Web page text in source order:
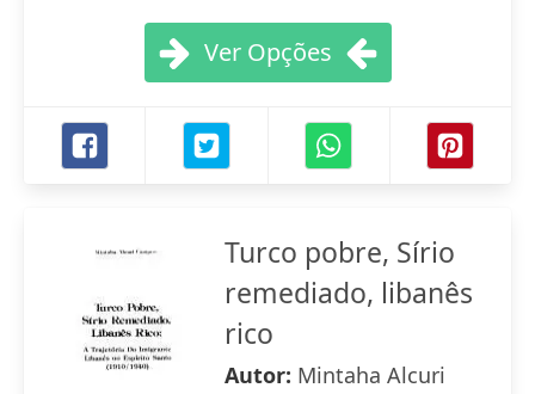
Ver Opções
Turco pobre, Sírio
remediado, libanês
rico
Autor: Mintaha Alcuri